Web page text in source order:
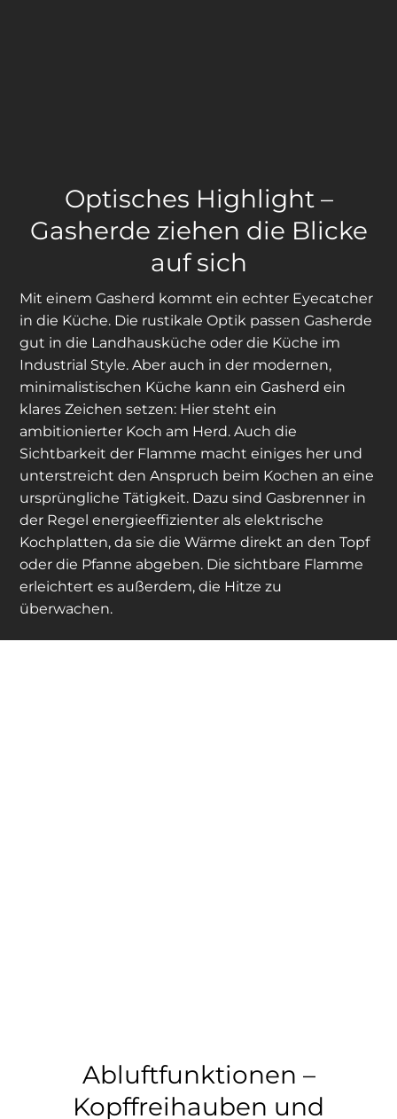
Optisches Highlight –
Gasherde ziehen die Blicke
auf sich
Mit einem Gasherd kommt ein echter Eyecatcher
in die Küche. Die rustikale Optik passen Gasherde
gut in die Landhausküche oder die Küche im
Industrial Style. Aber auch in der modernen,
minimalistischen Küche kann ein Gasherd ein
klares Zeichen setzen: Hier steht ein
ambitionierter Koch am Herd. Auch die
Sichtbarkeit der Flamme macht einiges her und
unterstreicht den Anspruch beim Kochen an eine
ursprüngliche Tätigkeit. Dazu sind Gasbrenner in
der Regel energieeffizienter als elektrische
Kochplatten, da sie die Wärme direkt an den Topf
oder die Pfanne abgeben. Die sichtbare Flamme
erleichtert es außerdem, die Hitze zu
überwachen.
Abluftfunktionen –
Kopffreihauben und